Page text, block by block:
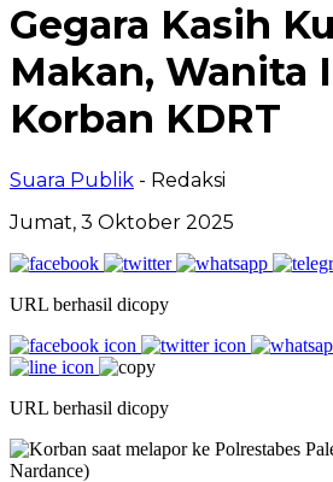
Gegara Kasih
Makan, Wanita
Korban KDRT
Suara Publik - Redaksi
Jumat, 3 Oktober 2025
URL berhasil dicopy
URL berhasil dicopy